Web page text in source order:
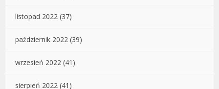
listopad 2022 (37)
październik 2022 (39)
wrzesień 2022 (41)
sierpień 2022 (41)